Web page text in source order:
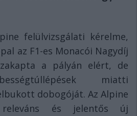
felülvizsgálati kérelme,
az F1-es Monacói Nagydíj
a pályán elért, de
miatti
dobogóját. Az Alpine
és jelentős új